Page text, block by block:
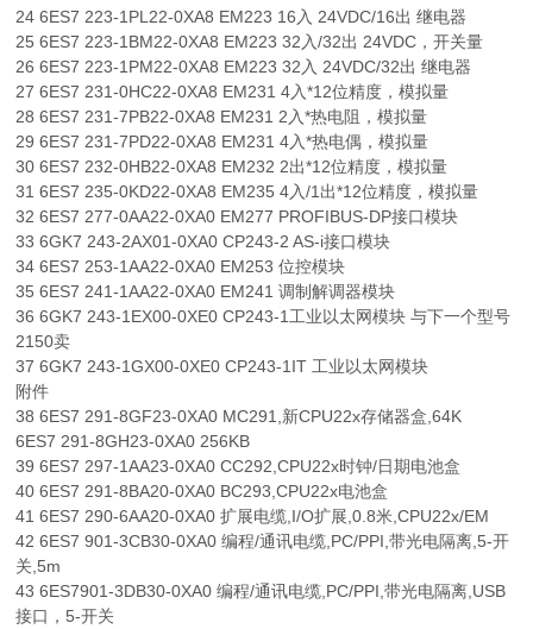
24 6ES7 223-1PL22-0XA8 EM223 16入 24VDC/16出 继电器
25 6ES7 223-1BM22-0XA8 EM223 32入/32出 24VDC，开关量
26 6ES7 223-1PM22-0XA8 EM223 32入 24VDC/32出 继电器
27 6ES7 231-0HC22-0XA8 EM231 4入*12位精度，模拟量
28 6ES7 231-7PB22-0XA8 EM231 2入*热电阻，模拟量
29 6ES7 231-7PD22-0XA8 EM231 4入*热电偶，模拟量
30 6ES7 232-0HB22-0XA8 EM232 2出*12位精度，模拟量
31 6ES7 235-0KD22-0XA8 EM235 4入/1出*12位精度，模拟量
32 6ES7 277-0AA22-0XA0 EM277 PROFIBUS-DP接口模块
33 6GK7 243-2AX01-0XA0 CP243-2 AS-i接口模块
34 6ES7 253-1AA22-0XA0 EM253 位控模块
35 6ES7 241-1AA22-0XA0 EM241 调制解调器模块
36 6GK7 243-1EX00-0XE0 CP243-1工业以太网模块 与下一个型号
2150卖
37 6GK7 243-1GX00-0XE0 CP243-1IT 工业以太网模块
附件
38 6ES7 291-8GF23-0XA0 MC291,新CPU22x存储器盒,64K
6ES7 291-8GH23-0XA0 256KB
39 6ES7 297-1AA23-0XA0 CC292,CPU22x时钟/日期电池盒
40 6ES7 291-8BA20-0XA0 BC293,CPU22x电池盒
41 6ES7 290-6AA20-0XA0 扩展电缆,I/O扩展,0.8米,CPU22x/EM
42 6ES7 901-3CB30-0XA0 编程/通讯电缆,PC/PPI,带光电隔离,5-开
关,5m
43 6ES7901-3DB30-0XA0 编程/通讯电缆,PC/PPI,带光电隔离,USB
接口，5-开关